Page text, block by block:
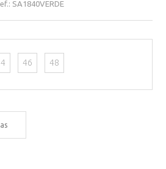
SA1840VERDE
46 48